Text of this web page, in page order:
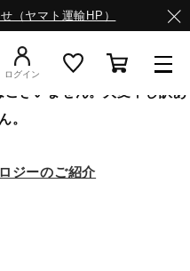
（ヤマト運輸HP）
ログイン
ざいません。大変申し訳あ
。
ジーのご紹介